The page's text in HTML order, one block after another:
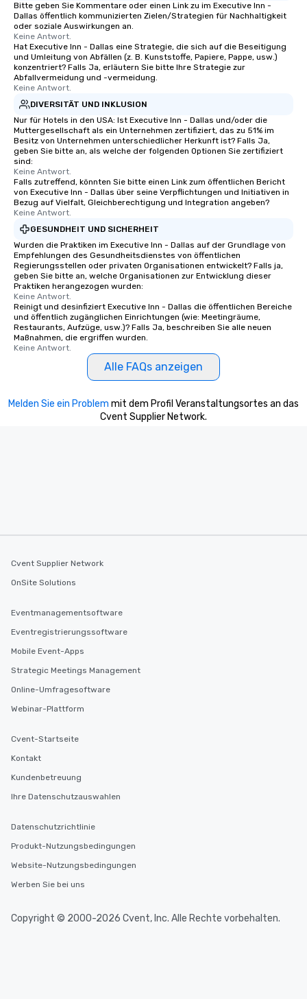
Bitte geben Sie Kommentare oder einen Link zu im Executive Inn -
Dallas öffentlich kommunizierten Zielen/Strategien für Nachhaltigkeit
oder soziale Auswirkungen an.
Keine Antwort.
Hat Executive Inn - Dallas eine Strategie, die sich auf die Beseitigung
und Umleitung von Abfällen (z. B. Kunststoffe, Papiere, Pappe, usw.)
konzentriert? Falls Ja, erläutern Sie bitte Ihre Strategie zur
Abfallvermeidung und -vermeidung.
Keine Antwort.
DIVERSITÄT UND INKLUSION
Nur für Hotels in den USA: Ist Executive Inn - Dallas und/oder die
Muttergesellschaft als ein Unternehmen zertifiziert, das zu 51% im
Besitz von Unternehmen unterschiedlicher Herkunft ist? Falls Ja,
geben Sie bitte an, als welche der folgenden Optionen Sie zertifiziert
sind:
Keine Antwort.
Falls zutreffend, könnten Sie bitte einen Link zum öffentlichen Bericht
von Executive Inn - Dallas über seine Verpflichtungen und Initiativen in
Bezug auf Vielfalt, Gleichberechtigung und Integration angeben?
Keine Antwort.
GESUNDHEIT UND SICHERHEIT
Wurden die Praktiken im Executive Inn - Dallas auf der Grundlage von
Empfehlungen des Gesundheitsdienstes von öffentlichen
Regierungsstellen oder privaten Organisationen entwickelt? Falls ja,
geben Sie bitte an, welche Organisationen zur Entwicklung dieser
Praktiken herangezogen wurden:
Keine Antwort.
Reinigt und desinfiziert Executive Inn - Dallas die öffentlichen Bereiche
und öffentlich zugänglichen Einrichtungen (wie: Meetingräume,
Restaurants, Aufzüge, usw.)? Falls Ja, beschreiben Sie alle neuen
Maßnahmen, die ergriffen wurden.
Keine Antwort.
Alle FAQs anzeigen
Melden Sie ein Problem mit dem Profil Veranstaltungsortes an das
Cvent Supplier Network.
Cvent Supplier Network
OnSite Solutions
Eventmanagementsoftware
Eventregistrierungssoftware
Mobile Event-Apps
Strategic Meetings Management
Online-Umfragesoftware
Webinar-Plattform
Cvent-Startseite
Kontakt
Kundenbetreuung
Ihre Datenschutzauswahlen
Datenschutzrichtlinie
Produkt-Nutzungsbedingungen
Website-Nutzungsbedingungen
Werben Sie bei uns
Copyright © 2000-2026 Cvent, Inc. Alle Rechte vorbehalten.